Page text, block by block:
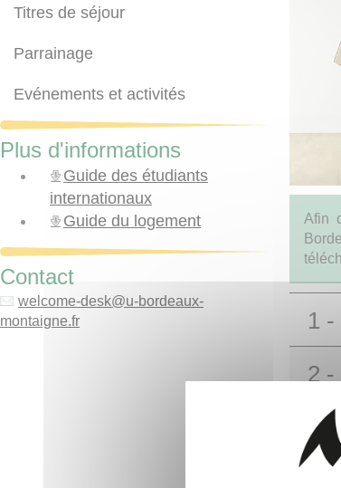
Afin
1
2 -
3
Titres de séjour
Parrainage
Evénements et activités
Plus d'informations
Guide des étudiants
internationaux
Guide du logement
Contact
welcome-desk@u-bordeaux-
montaigne.fr